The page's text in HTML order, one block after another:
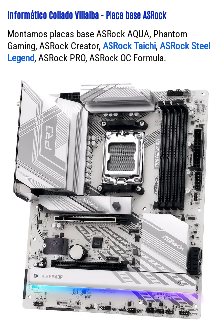
Informático Collado Villalba - Placa base ASRock
Montamos placas base ASRock AQUA, Phantom
Gaming, ASRock Creator, ASRock Taichi, ASRock Steel
Legend, ASRock PRO, ASRock OC Formula.